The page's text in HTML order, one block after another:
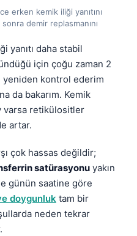
erken kemik iliği yanıtını
demir replasmanını
yanıtı daha stabil
için çoğu zaman 2
yeniden kontrol ederim
da bakarım. Kemik
varsa retikülositler
artar.
çok hassas değildir;
satürasyonu yakın
günün saatine göre
doygunluk tam bir
neden tekrar